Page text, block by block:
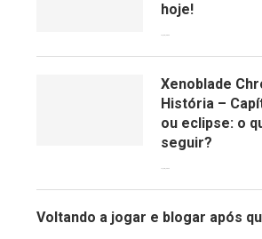
hoje!
Xenoblade
História –
ou eclipse: o
seguir?
Voltando a jogar e blogar após